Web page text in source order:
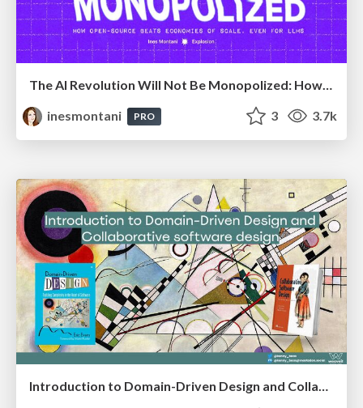
The AI Revolution Will Not Be Monopolized: How open-source beats economies of scale, even for LLMs
inesmontani
PRO 3 3.7k
Introduction to Domain-Driven Design and Collaborative software design